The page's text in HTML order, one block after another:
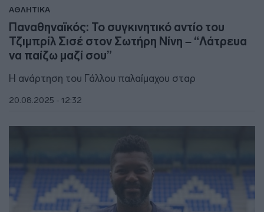
ΑΘΛΗΤΙΚΑ
Παναθηναϊκός: Το συγκινητικό αντίο του
Τζιμπρίλ Σισέ στον Σωτήρη Νίνη – “Λάτρευα
να παίζω μαζί σου”
Η ανάρτηση του Γάλλου παλαίμαχου σταρ
20.08.2025 - 12:32